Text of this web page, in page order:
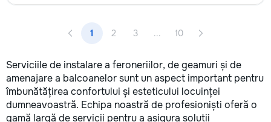
1 2 3 ... 10
Serviciile de instalare a feroneriilor, de geamuri și de
amenajare a balcoanelor sunt un aspect important pentru
îmbunătățirea confortului și esteticului locuinței
dumneavoastră. Echipa noastră de profesioniști oferă o
gamă largă de servicii pentru a asigura soluții